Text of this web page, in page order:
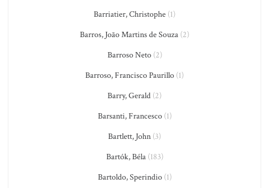
Barriatier, Christophe (1)
Barros, João Martins de Souza (2)
Barroso Neto(2)
Barroso, Francisco Paurillo (1)
Barry, Gerald (2)
Barsanti, Francesco(1)
Bartlett, John (3)
Bartók, Béla(183)
Bartoldo, Sperindio(1)